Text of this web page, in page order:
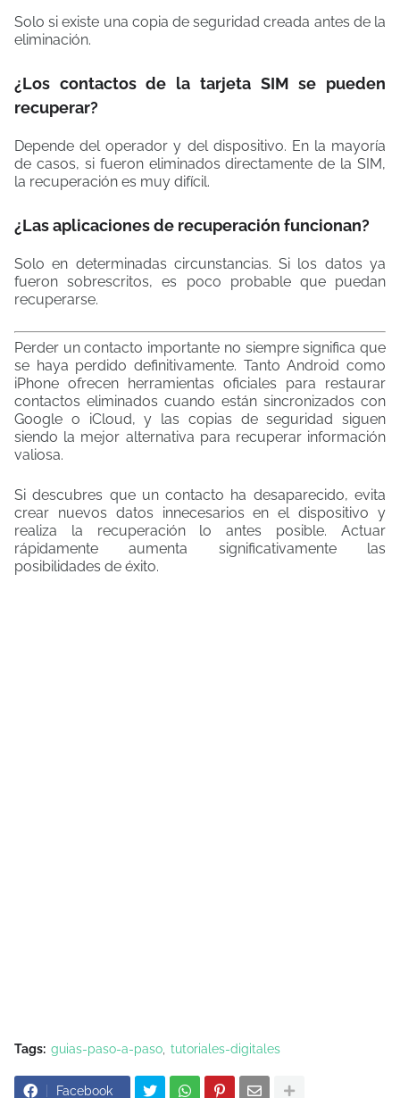
Solo si existe una copia de seguridad creada antes de la
eliminación.
¿Los contactos de la tarjeta SIM se pueden
recuperar?
Depende del operador y del dispositivo. En la mayoría
de casos, si fueron eliminados directamente de la SIM,
la recuperación es muy difícil.
¿Las aplicaciones de recuperación funcionan?
Solo en determinadas circunstancias. Si los datos ya
fueron sobrescritos, es poco probable que puedan
recuperarse.
Perder un contacto importante no siempre significa que
se haya perdido definitivamente. Tanto Android como
iPhone ofrecen herramientas oficiales para restaurar
contactos eliminados cuando están sincronizados con
Google o iCloud, y las copias de seguridad siguen
siendo la mejor alternativa para recuperar información
valiosa.
Si descubres que un contacto ha desaparecido, evita
crear nuevos datos innecesarios en el dispositivo y
realiza la recuperación lo antes posible. Actuar
rápidamente aumenta significativamente las
posibilidades de éxito.
Tags: guias-paso-a-paso tutoriales-digitales
Facebook